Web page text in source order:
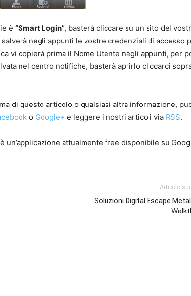
è “Smart Login”, basterà cliccare su un sito del
negli appunti le vostre credenziali di accesso
vi copierà prima il Nome Utente negli appunti, per
nel centro notifiche, basterà aprirlo cliccarci
di questo articolo o qualsiasi altra informazione,
o Google+ e leggere i nostri articoli via RSS.
è un’applicazione attualmente free disponibile su
Articolo
Soluzioni Digital Escape